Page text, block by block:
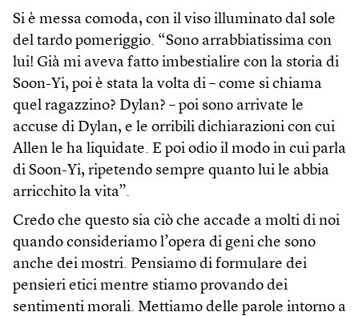
Si è messa comoda, con il viso illuminato dal sole
del tardo pomeriggio. “Sono arrabbiatissima con
lui! Già mi aveva fatto imbestialire con la storia di
Soon-Yi, poi è stata la volta di – come si chiama
quel ragazzino? Dylan? – poi sono arrivate le
accuse di Dylan, e le orribili dichiarazioni con cui
Allen le ha liquidate. E poi odio il modo in cui parla
di Soon-Yi, ripetendo sempre quanto lui le abbia
arricchito la vita”.
Credo che questo sia ciò che accade a molti di noi
quando consideriamo l’opera di geni che sono
anche dei mostri. Pensiamo di formulare dei
pensieri etici mentre stiamo provando dei
sentimenti morali. Mettiamo delle parole intorno a